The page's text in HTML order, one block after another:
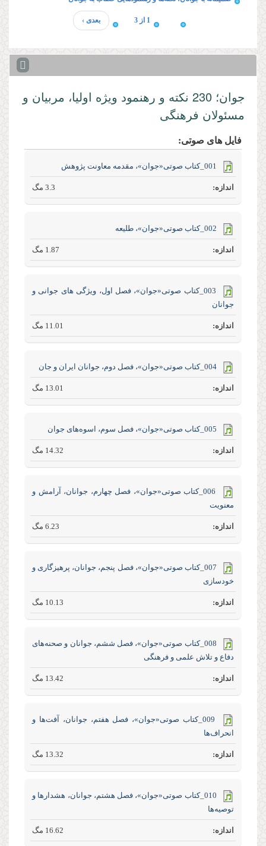
1 از 3 بعدی ›
جوان؛ 230 نکته و رهنمود ویژه‌ اولیا، مربیان و
مسئولان فرهنگی
فایل های صوتی:
001_کتاب صوتی«جوان»، مقدمه معاونت پژوهش
3.3 مگ
002_کتاب صوتی«جوان»، طلیعه
1.87 مگ
003_کتاب صوتی«جوان»، فصل اول، ویژگی های جوانی و
جوانان
11.01 مگ
004_کتاب صوتی«جوان»، فصل دوم، جوانان ایران و جان
13.01 مگ
005_کتاب صوتی«جوان»، فصل سوم، اسوه‌های جوان
14.32 مگ
006_کتاب صوتی«جوان»، فصل چهارم، جوانان، آرامش و
معنویت
6.23 مگ
007_کتاب صوتی«جوان»، فصل پنجم، جوانان، پرهیزگاری و
خودسازی
10.13 مگ
008_کتاب صوتی«جوان»، فصل ششم، جوانان و صحنه‌های
دفاع و تلاش علمی و فرهنگی
13.42 مگ
009_کتاب صوتی«جوان»، فصل هفتم، جوانان، آفت‌ها و
انحراف‌ها
13.32 مگ
010_کتاب صوتی«جوان»، فصل هشتم، جوانان، هشدار‌ها و
توصیه‌ها
16.62 مگ